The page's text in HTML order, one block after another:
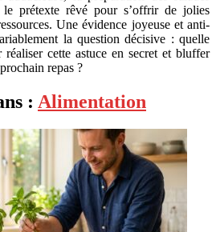
le prétexte rêvé pour s’offrir de jolies
Une évidence joyeuse et anti-
la question décisive : quelle
réaliser cette astuce en secret et bluffer
repas ?
: Alimentation